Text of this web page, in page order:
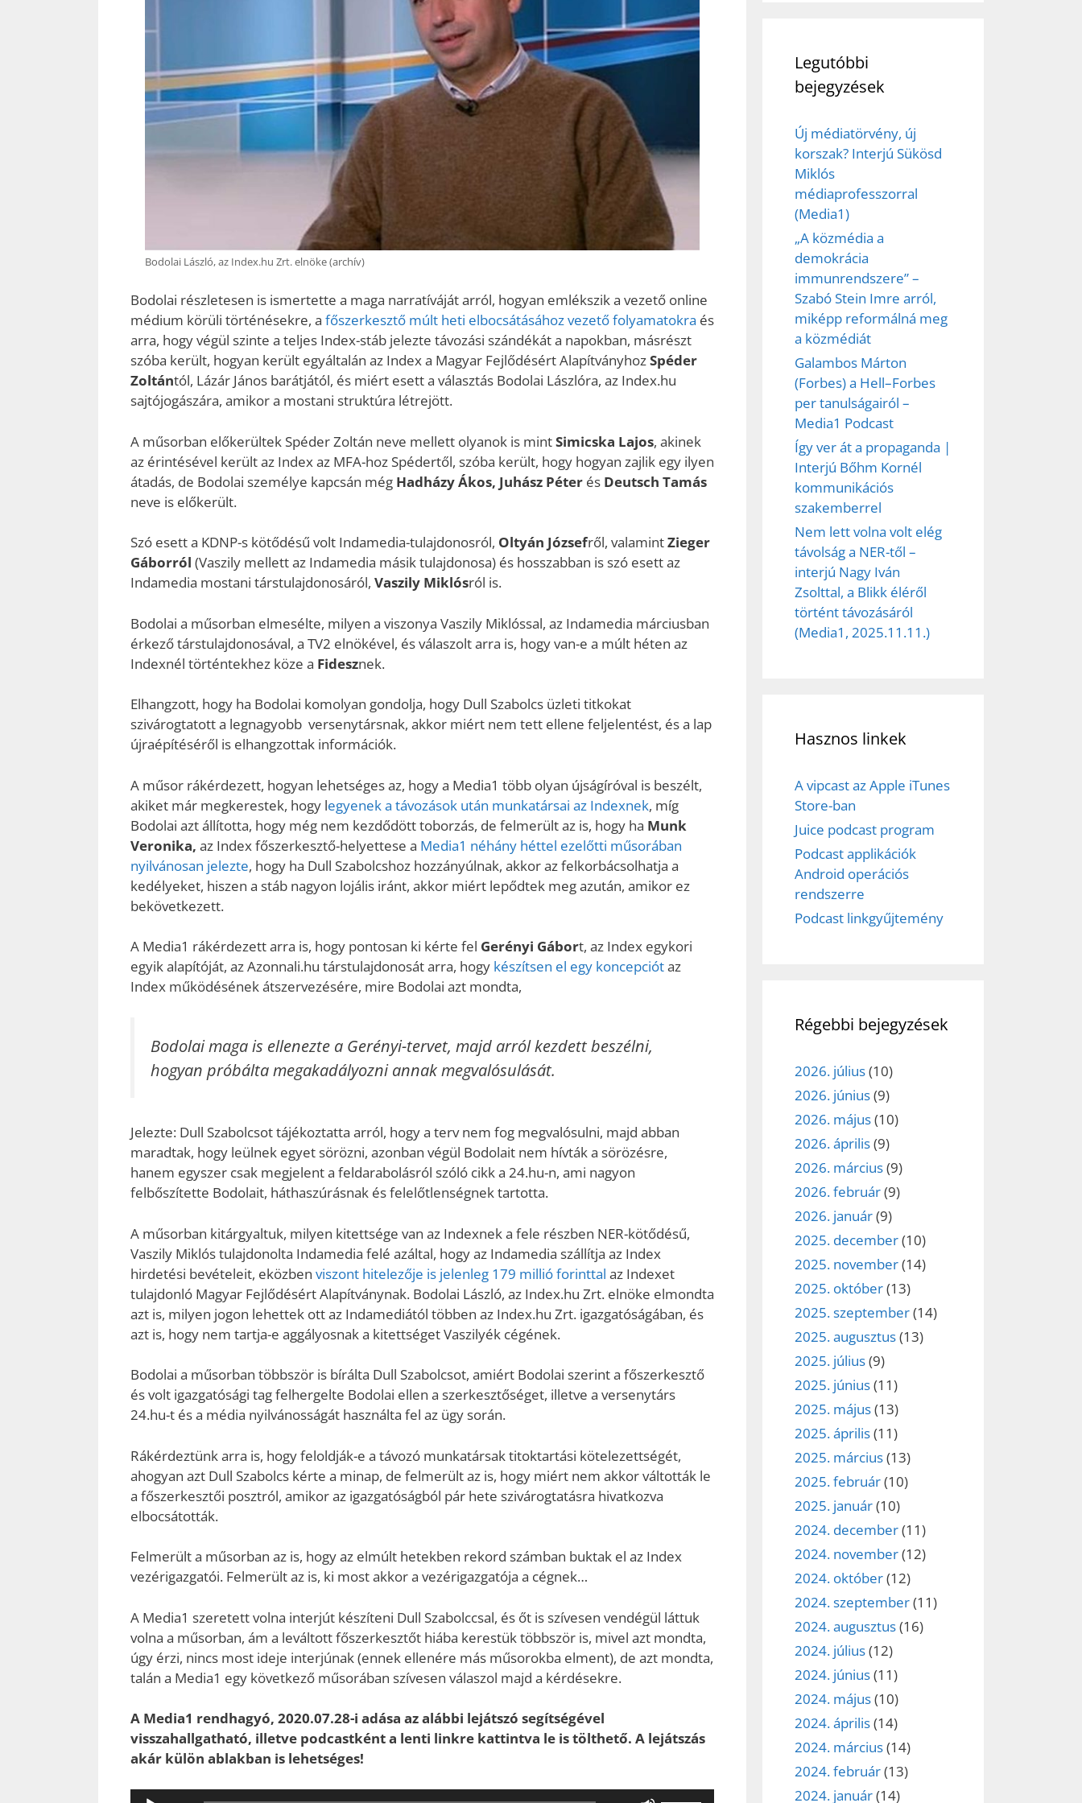
Bodolai László, az Index.hu Zrt. elnöke (archív)
Bodolai részletesen is ismertette a maga narratíváját arról, hogyan emlékszik a vezető online
médium körüli történésekre, a főszerkesztő múlt heti elbocsátásához vezető folyamatokra és
arra, hogy végül szinte a teljes Index-stáb jelezte távozási szándékát a napokban, másrészt
szóba került, hogyan került egyáltalán az Index a Magyar Fejlődésért AlapítványhozSpéder
Zoltántól, Lázár János barátjától, és miért esett a választás Bodolai Lászlóra, az Index.hu
sajtójogászára, amikor a mostani struktúra létrejött.
A műsorban előkerültek Spéder Zoltán neve mellett olyanok is mintSimicska Lajos, akinek
az érintésével került az Index az MFA-hoz Spédertől, szóba került, hogy hogyan zajlik egy ilyen
átadás, de Bodolai személye kapcsán még Hadházy Ákos, Juhász Péter és Deutsch Tamás
neve is előkerült.
Szó esett a KDNP-s kötődésű volt Indamedia-tulajdonosról, Oltyán Józsefről, valamintZieger
Gáborról (Vaszily mellett az Indamedia másik tulajdonosa) és hosszabban is szó esett az
Indamedia mostani társtulajdonosáról, Vaszily Miklósról is.
Bodolai a műsorban elmesélte, milyen a viszonya Vaszily Miklóssal, az Indamedia márciusban
érkező társtulajdonosával, a TV2 elnökével, és válaszolt arra is, hogy van-e a múlt héten az
Indexnél történtekhez köze a Fidesznek.
Elhangzott, hogy ha Bodolai komolyan gondolja, hogy Dull Szabolcs üzleti titkokat
szivárogtatott a legnagyobb versenytársnak, akkor miért nem tett ellene feljelentést, és a lap
újraépítéséről is elhangzottak információk.
A műsor rákérdezett, hogyan lehetséges az, hogy a Media1 több olyan újságíróval is beszélt,
akiket már megkerestek, hogy legyenek a távozások után munkatársai az Indexnek, míg
Bodolai azt állította, hogy még nem kezdődött toborzás, de felmerült az is, hogy ha Munk
Veronika, az Index főszerkesztő-helyettese a Media1 néhány héttel ezelőtti műsorában
nyilvánosan jelezte, hogy ha Dull Szabolcshoz hozzányúlnak, akkor az felkorbácsolhatja a
kedélyeket, hiszen a stáb nagyon lojális iránt, akkor miért lepődtek meg azután, amikor ez
bekövetkezett.
A Media1 rákérdezett arra is, hogy pontosan ki kérte fel Gerényi Gábort, az Index egykori
egyik alapítóját, az Azonnali.hu társtulajdonosát arra, hogy készítsen el egy koncepciótaz
Index működésének átszervezésére, mire Bodolai azt mondta,
Bodolai maga is ellenezte a Gerényi-tervet, majd arról kezdett beszélni,
hogyan próbálta megakadályozni annak megvalósulását.
Jelezte: Dull Szabolcsot tájékoztatta arról, hogy a terv nem fog megvalósulni, majd abban
maradtak, hogy leülnek egyet sörözni, azonban végül Bodolait nem hívták a sörözésre,
hanem egyszer csak megjelent a feldarabolásról szóló cikk a 24.hu-n, ami nagyon
felbőszítette Bodolait, háthaszúrásnak és felelőtlenségnek tartotta.
A műsorban kitárgyaltuk, milyen kitettsége van az Indexnek a fele részben NER-kötődésű,
Vaszily Miklós tulajdonolta Indamedia felé azáltal, hogy az Indamedia szállítja az Index
hirdetési bevételeit, eközben viszont hitelezője is jelenleg 179 millió forinttal az Indexet
tulajdonló Magyar Fejlődésért Alapítványnak. Bodolai László, az Index.hu Zrt. elnöke elmondta
azt is, milyen jogon lehettek ott az Indamediától többen az Index.hu Zrt. igazgatóságában, és
azt is, hogy nem tartja-e aggályosnak a kitettséget Vaszilyék cégének.
Bodolai a műsorban többször is bírálta Dull Szabolcsot, amiért Bodolai szerint a főszerkesztő
és volt igazgatósági tag felhergelte Bodolai ellen a szerkesztőséget, illetve a versenytárs
24.hu-t és a média nyilvánosságát használta fel az ügy során.
Rákérdeztünk arra is, hogy feloldják-e a távozó munkatársak titoktartási kötelezettségét,
ahogyan azt Dull Szabolcs kérte a minap, de felmerült az is, hogy miért nem akkor váltották le
a főszerkesztői posztról, amikor az igazgatóságból pár hete szivárogtatásra hivatkozva
elbocsátották.
Felmerült a műsorban az is, hogy az elmúlt hetekben rekord számban buktak el az Index
vezérigazgatói. Felmerült az is, ki most akkor a vezérigazgatója a cégnek…
A Media1 szeretett volna interjút készíteni Dull Szabolccsal, és őt is szívesen vendégül láttuk
volna a műsorban, ám a leváltott főszerkesztőt hiába kerestük többször is, mivel azt mondta,
úgy érzi, nincs most ideje interjúnak (ennek ellenére más műsorokba elment), de azt mondta,
talán a Media1 egy következő műsorában szívesen válaszol majd a kérdésekre.
A Media1 rendhagyó, 2020.07.28-i adása az alábbi lejátszó segítségével
visszahallgatható, illetve podcastként a lenti linkre kattintva le is tölthető. A lejátszás
akár külön ablakban is lehetséges!
Audió
Legutóbbi
bejegyzések
Új médiatörvény, új
korszak? Interjú Sükösd
Miklós
médiaprofesszorral
(Media1)
„A közmédia a
demokrácia
immunrendszere” –
Szabó Stein Imre arról,
miképp reformálná meg
a közmédiát
Galambos Márton
(Forbes) a Hell–Forbes
per tanulságairól –
Media1 Podcast
Így ver át a propaganda |
Interjú Bőhm Kornél
kommunikációs
szakemberrel
Nem lett volna volt elég
távolság a NER-től –
interjú Nagy Iván
Zsolttal, a Blikk éléről
történt távozásáról
(Media1, 2025.11.11.)
Hasznos linkek
A vipcast az Apple iTunes
Store-ban
Juice podcast program
Podcast applikációk
Android operációs
rendszerre
Podcast linkgyűjtemény
Régebbi bejegyzések
2026. július(10)
2026. június(9)
2026. május(10)
2026. április(9)
2026. március(9)
2026. február(9)
2026. január(9)
2025. december(10)
2025. november(14)
2025. október(13)
2025. szeptember(14)
2025. augusztus(13)
2025. július(9)
2025. június(11)
2025. május(13)
2025. április(11)
2025. március(13)
2025. február(10)
2025. január(10)
2024. december(11)
2024. november(12)
2024. október(12)
2024. szeptember(11)
2024. augusztus(16)
2024. július(12)
2024. június(11)
2024. május(10)
2024. április(14)
2024. március(14)
2024. február(13)
2024. január(14)